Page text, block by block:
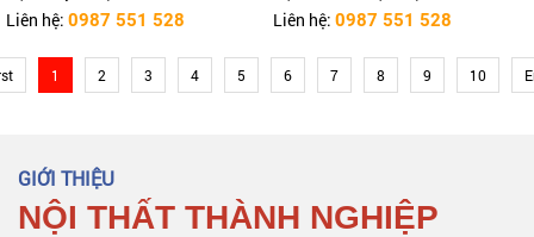
ĐƠN GIẢN HIỆN ĐẠI
Liên hệ: 0987 551 528 Liên hệ: 0987 551 528
1 2 3 4 5 6 7 8 9 10
GIỚI THIỆU
NỘI THẤT THÀNH NGHIỆP